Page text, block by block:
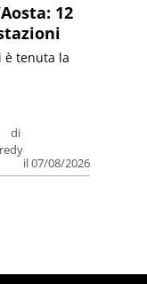
12
di
il 07/08/2026
è tenuta la